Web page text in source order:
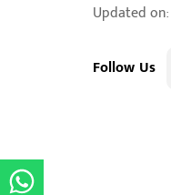
Updated on:
Follow Us